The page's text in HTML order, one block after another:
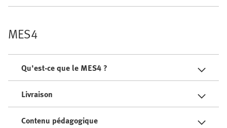
MES4
Qu'est-ce que le MES4 ?
Livraison
Contenu pédagogique